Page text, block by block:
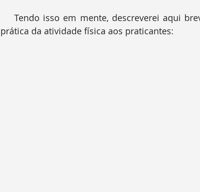
    Tendo isso em mente, descreverei aqui brevemente as melhoras comprovadas da
prática da atividade física aos praticantes: